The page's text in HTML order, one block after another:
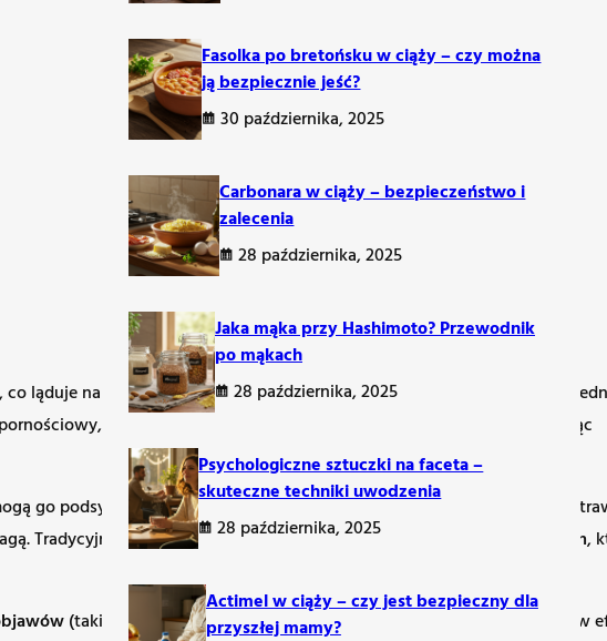
ląduje na talerzu – w tym tak podstawowy produkt, jak mąka –
zamiast chronić organizm, błędnie atakuje tarczycę, wywołując
go podsycać, inne zaś pomagają go łagodzić. Mąka, jako baza wielu
Tradycyjne mąki zbożowe, zwłaszcza pszenna, zawierają bowiem
gluten,
(takich jak zmęczenie, mgła mózgowa czy problemy trawienne), a w
Fasolka po bretońsku w ciąży – czy można
ją bezpiecznie jeść?
30 października, 2025
Carbonara w ciąży – bezpieczeństwo i
zalecenia
28 października, 2025
Jaka mąka przy Hashimoto? Przewodnik
po mąkach
28 października, 2025
Psychologiczne sztuczki na faceta –
skuteczne techniki uwodzenia
28 października, 2025
Actimel w ciąży – czy jest bezpieczny dla
przyszłej mamy?